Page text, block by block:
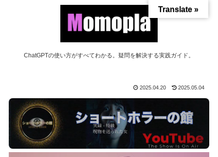
ChatGPTの使い方がすべてわかる。疑問を解決する実践ガイド。
2025.04.20 2025.05.04
Translate »